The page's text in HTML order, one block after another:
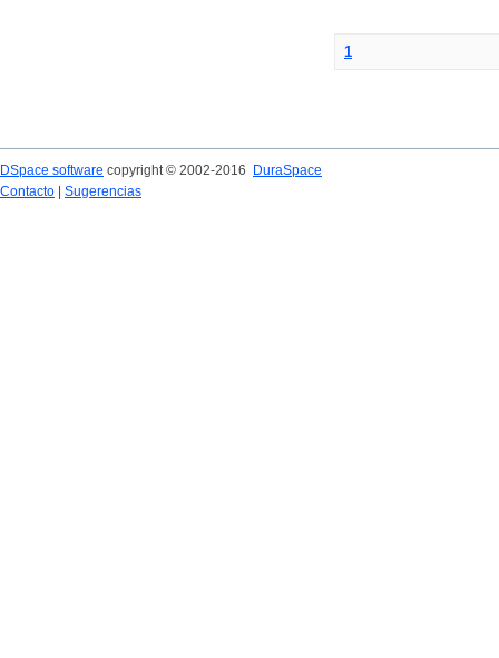
1
DSpace software copyright © 2002-2016
DuraSpace
Contacto
Sugerencias